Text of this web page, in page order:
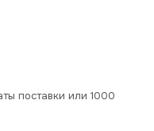
поставки или 1000